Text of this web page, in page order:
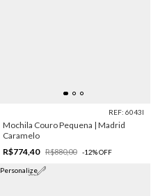
REF: 6043I
Mochila Couro Pequena | Madrid
Caramelo
R$774,40
R$880,00 -12%OFF
Personalize